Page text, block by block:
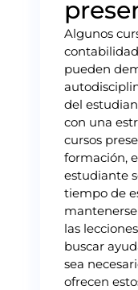
Algunos
pueden
del
con una
cursos
formación,
estudiante
tiempo de
las
buscar
sea
ofrecen